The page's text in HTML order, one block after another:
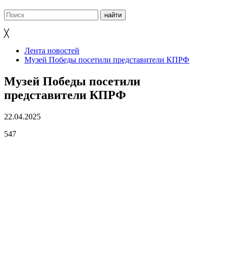
╳
Лента новостей
Музей Победы посетили представители КПРФ
Музей Победы посетили
представители КПРФ
22.04.2025
547